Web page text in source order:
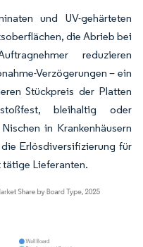
und UV-gehärteten
die Abrieb bei
reduzieren
Verzögerungen – ein
Stückpreis der Platten
bleihaltig oder
in Krankenhäusern
Erlösdiversifizierung für
Lieferanten.